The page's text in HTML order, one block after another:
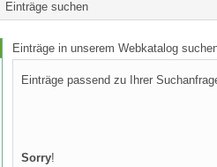
suchen
Einträge in unserem Webkatalog
Einträge passend zu Ihrer
Sorry!